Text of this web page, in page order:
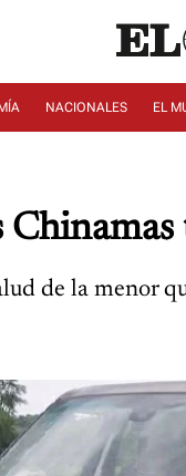
NACIONALES EL
de la menor